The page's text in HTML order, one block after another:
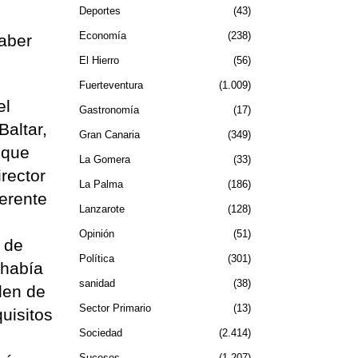
de
Deportes 43
Economía 238
El Hierro 56
Fuerteventura 1.009
Gastronomía 17
Gran Canaria 349
La Gomera 33
La Palma 186
Lanzarote 128
Opinión 51
Política 301
sanidad 38
Sector Primario 13
Sociedad 2.414